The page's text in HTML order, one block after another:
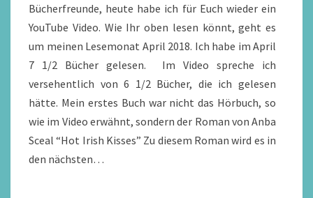
Bücherfreunde, heute habe ich für Euch wieder ein
YouTube Video. Wie Ihr oben lesen könnt, geht es
um meinen Lesemonat April 2018. Ich habe im April
7 1/2 Bücher gelesen. Im Video spreche ich
versehentlich von 6 1/2 Bücher, die ich gelesen
hätte. Mein erstes Buch war nicht das Hörbuch, so
wie im Video erwähnt, sondern der Roman von Anba
Sceal “Hot Irish Kisses” Zu diesem Roman wird es in
den nächsten…